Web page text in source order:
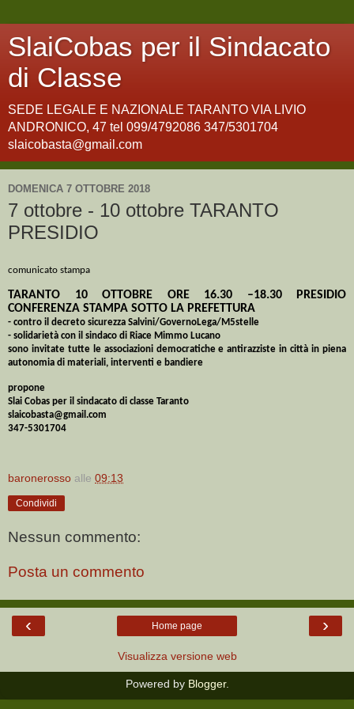
SlaiCobas per il Sindacato
di Classe
SEDE LEGALE E NAZIONALE TARANTO VIA LIVIO
ANDRONICO, 47 tel 099/4792086 347/5301704
slaicobasta@gmail.com
DOMENICA 7 OTTOBRE 2018
7 ottobre - 10 ottobre TARANTO
PRESIDIO
comunicato stampa
TARANTO 10 OTTOBRE ORE 16.30 –18.30 PRESIDIO
CONFERENZA STAMPA SOTTO LA PREFETTURA
- contro il decreto sicurezza Salvini/GovernoLega/M5stelle
- solidarietà con il sindaco di Riace Mimmo Lucano
sono invitate tutte le associazioni democratiche e antirazziste in città in piena
autonomia di materiali, interventi e bandiere
propone
Slai Cobas per il sindacato di classe Taranto
slaicobasta@gmail.com
347-5301704
baronerosso alle 09:13
Condividi
Nessun commento:
Posta un commento
‹ ›
Home page
Visualizza versione web
Powered by Blogger.